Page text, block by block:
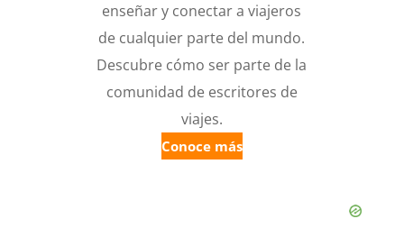
enseñar y conectar a viajeros
de cualquier parte del mundo.
Descubre cómo ser parte de la
comunidad de escritores de
viajes.
Conoce más